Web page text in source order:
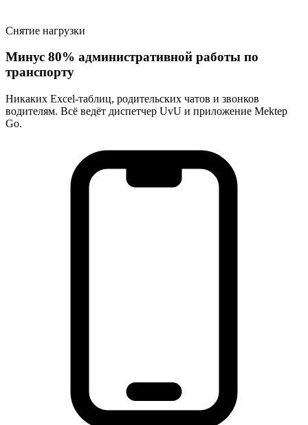
Снятие нагрузки
Минус 80% административной работы по
транспорту
Никаких Excel-таблиц, родительских чатов и звонков
водителям. Всё ведёт диспетчер UvU и приложение Mektep
Go.